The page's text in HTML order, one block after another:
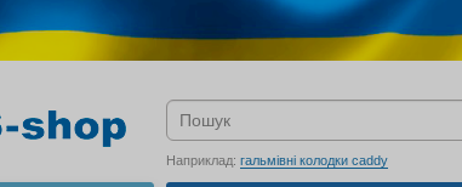
Наприклад: гальмівні колодки caddy